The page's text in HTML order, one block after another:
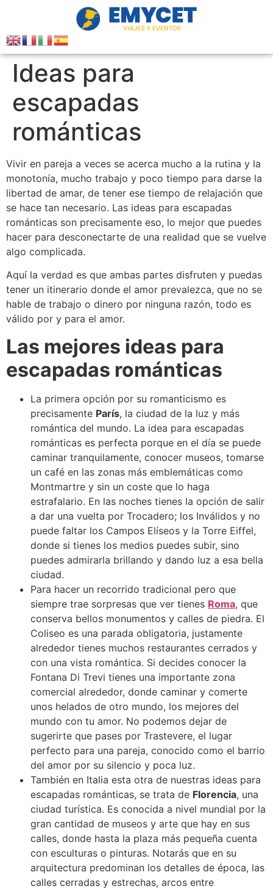
Ideas para
escapadas
románticas
Vivir en pareja a veces se acerca mucho a la rutina y la
monotonía, mucho trabajo y poco tiempo para darse la
libertad de amar, de tener ese tiempo de relajación que
se hace tan necesario. Las ideas para escapadas
románticas son precisamente eso, lo mejor que puedes
hacer para desconectarte de una realidad que se vuelve
algo complicada.
Aquí la verdad es que ambas partes disfruten y puedas
tener un itinerario donde el amor prevalezca, que no se
hable de trabajo o dinero por ninguna razón, todo es
válido por y para el amor.
Las mejores ideas para
escapadas románticas
La primera opción por su romanticismo es
precisamente París, la ciudad de la luz y más
romántica del mundo. La idea para escapadas
románticas es perfecta porque en el día se puede
caminar tranquilamente, conocer museos, tomarse
un café en las zonas más emblemáticas como
Montmartre y sin un coste que lo haga
estrafalario. En las noches tienes la opción de salir
a dar una vuelta por Trocadero; los Inválidos y no
puede faltar los Campos Elíseos y la Torre Eiffel,
donde si tienes los medios puedes subir, sino
puedes admirarla brillando y dando luz a esa bella
ciudad.
Para hacer un recorrido tradicional pero que
siempre trae sorpresas que ver tienes Roma, que
conserva bellos monumentos y calles de piedra. El
Coliseo es una parada obligatoria, justamente
alrededor tienes muchos restaurantes cerrados y
con una vista romántica. Si decides conocer la
Fontana Di Trevi tienes una importante zona
comercial alrededor, donde caminar y comerte
unos helados de otro mundo, los mejores del
mundo con tu amor. No podemos dejar de
sugerirte que pases por Trastevere, el lugar
perfecto para una pareja, conocido como el barrio
del amor por su silencio y poca luz.
También en Italia esta otra de nuestras ideas para
escapadas románticas, se trata de Florencia, una
ciudad turística. Es conocida a nivel mundial por la
gran cantidad de museos y arte que hay en sus
calles, donde hasta la plaza más pequeña cuenta
con esculturas o pinturas. Notarás que en su
arquitectura predominan los detalles de época, las
calles cerradas y estrechas, arcos entre